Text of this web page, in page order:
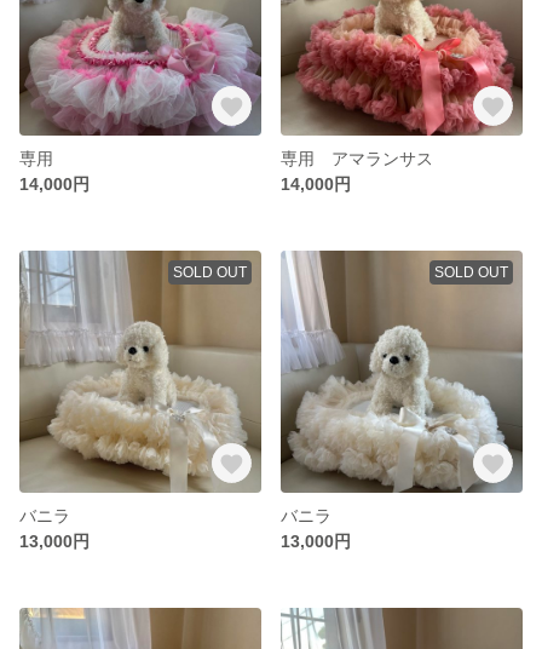
専用
14,000円
専用 アマランサス
14,000円
SOLD OUT
バニラ
13,000円
SOLD OUT
バニラ
13,000円